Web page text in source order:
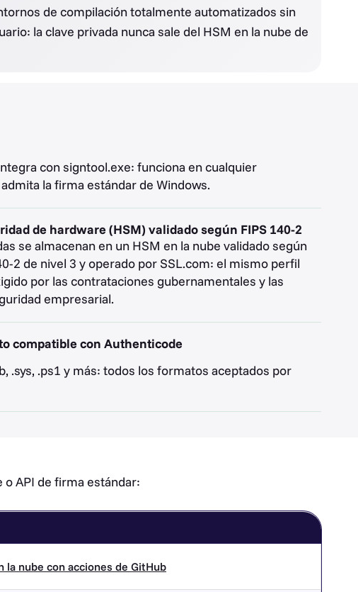
de compilación totalmente automatizados sin
la clave privada nunca sale del HSM en la nube de
con signtool.exe: funciona en cualquier
la firma estándar de Windows.
de hardware (HSM) validado según FIPS 140-2
se almacenan en un HSM en la nube validado según
2 de nivel 3 y operado por SSL.com: el mismo perfil
por las contrataciones gubernamentales y las
empresarial.
compatible con Authenticode
.sys, .ps1 y más: todos los formatos aceptados por
API de firma estándar:
nube con acciones de GitHub